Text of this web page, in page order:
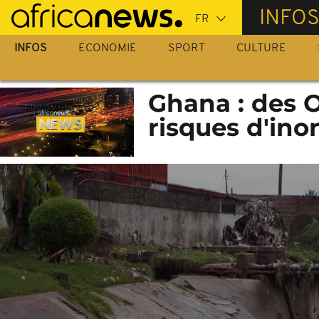
Passer
au
contenu
INFOS
INFOS ECONOMIE SPORT CULTURE
Ghana : des
risques